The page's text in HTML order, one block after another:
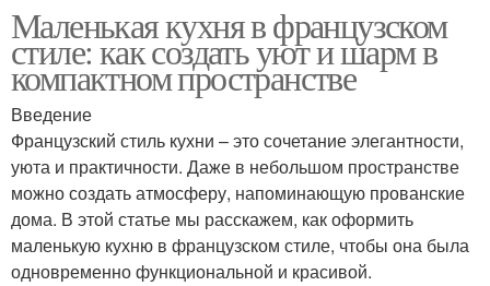
Маленькая кухня в французском
стиле: как создать уют и шарм в
компактном пространстве
Введение
Французский стиль кухни – это сочетание элегантности,
уюта и практичности. Даже в небольшом пространстве
можно создать атмосферу, напоминающую прованские
дома. В этой статье мы расскажем, как оформить
маленькую кухню в французском стиле, чтобы она была
одновременно функциональной и красивой.